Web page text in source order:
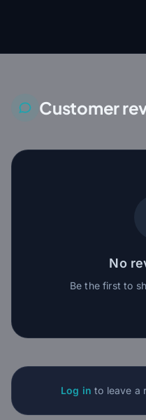
Customer
No
Be the first to
Log in to leave a